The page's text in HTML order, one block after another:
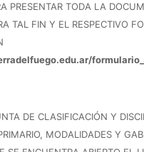
PRESENTAR TODA LA
TAL FIN Y EL RESPECTIVO
DE CLASIFICACIÓN Y
MODALIDADES Y